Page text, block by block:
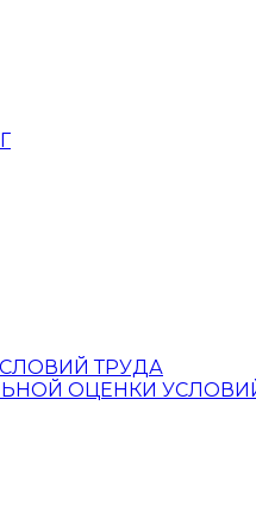
ТРУДА
ОЦЕНКИ